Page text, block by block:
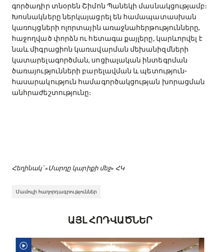
գործադիր տնօրեն Շիմոն Պանեկի մասնակցությամբ։
Խոսնակները ներկայացրել են համապատասխան
կառույցների ոլորտային առաջնահերթությունները,
հաջողված փորձն ու հետագա քայլերը, կարևորվել է
նաև միգրացիոն կառավարման մեխանիզմների
կատարելագործման, սոցիալական ինտեգրման
ծառայությունների բարելավման և պետություն-
հասարակություն համագործակցության խորացման
անհրաժեշտությունը։
Հեղինակ՝ «Մարդը կարիքի մեջ» ՀԿ
Մամուլի հաղորդագրություններ
ԱՅԼ ՀՈԴՎԱԾՆԵՐ